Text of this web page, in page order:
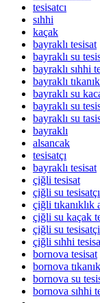
tesisatcı
sıhhi
kaçak
bayraklı tesisat
bayraklı su
bayraklı sıhhi
bayraklı
bayraklı su
bayraklı su
bayraklı su
bayraklı
alsancak
tesisatçı
bayraklı tesisat
çiğli tesisat
çiğli su
çiğli tıkanıklık
çiğli su kaçak
çiğli su tesisatçi
çiğli sıhhi
bornova tesisat
bornova
bornova su
bornova sıhhi